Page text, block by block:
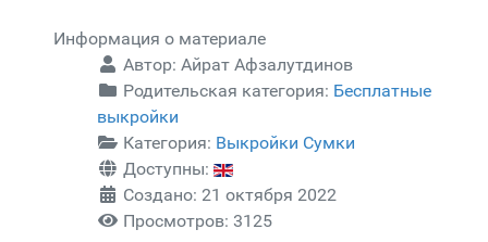
Информация о материале
Автор: Айрат Афзалутдинов
Родительская категория: Бесплатные
выкройки
Категория: Выкройки Сумки
Доступны:
Создано: 21 октября 2022
Просмотров: 3125